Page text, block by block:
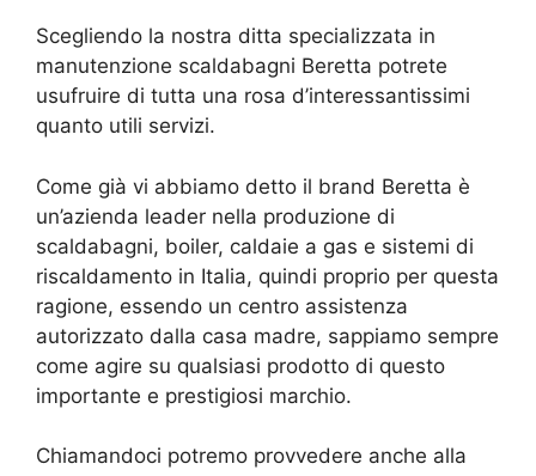
Scegliendo la nostra ditta specializzata in
manutenzione scaldabagni Beretta potrete
usufruire di tutta una rosa d’interessantissimi
quanto utili servizi.
Come già vi abbiamo detto il brand Beretta è
un’azienda leader nella produzione di
scaldabagni, boiler, caldaie a gas e sistemi di
riscaldamento in Italia, quindi proprio per questa
ragione, essendo un centro assistenza
autorizzato dalla casa madre, sappiamo sempre
come agire su qualsiasi prodotto di questo
importante e prestigiosi marchio.
Chiamandoci potremo provvedere anche alla